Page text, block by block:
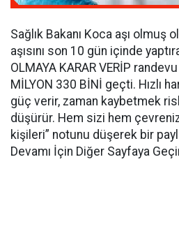
Sağlık Bakanı Koca aşı olmuş
aşısını son 10 gün içinde
OLMAYA KARAR VERİP randevu
MİLYON 330 BİNİ geçti. Hızlı
güç verir, zaman kaybetmek
düşürür. Hem sizi hem
kişileri” notunu düşerek bir
Devamı İçin Diğer Sayfaya